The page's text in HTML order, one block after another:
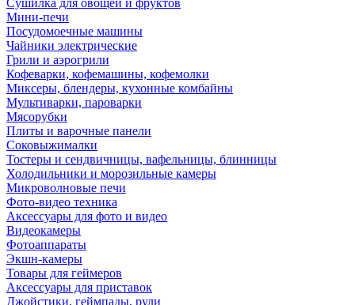
Сушилка для овощей и фруктов
Мини-печи
Посудомоечные машины
Чайники электрические
Грили и аэрогрили
Кофеварки, кофемашины, кофемолки
Миксеры, блендеры, кухонные комбайны
Мультиварки, пароварки
Мясорубки
Плиты и варочные панели
Соковыжималки
Тостеры и сендвичницы, вафельницы, блинницы
Холодильники и морозильные камеры
Микроволновые печи
Фото-видео техника
Аксессуары для фото и видео
Видеокамеры
Фотоаппараты
Экшн-камеры
Товары для геймеров
Аксессуары для приставок
Джойстики, геймпады, рули